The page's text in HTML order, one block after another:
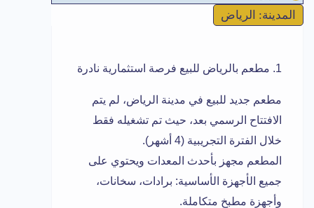
المدينة: الرياض
مطعم بالرياض للبيع فرصة استثمارية نادرة
مطعم جديد للبيع في مدينة الرياض، لم يتم
الافتتاح الرسمي بعد، حيث تم تشغيله فقط
خلال الفترة التجريبية (4 أشهر).
المطعم مجهز بأحدث المعدات ويحتوي على
جميع الأجهزة الأساسية: برادات، سخانات،
وأجهزة مطبخ متكاملة.